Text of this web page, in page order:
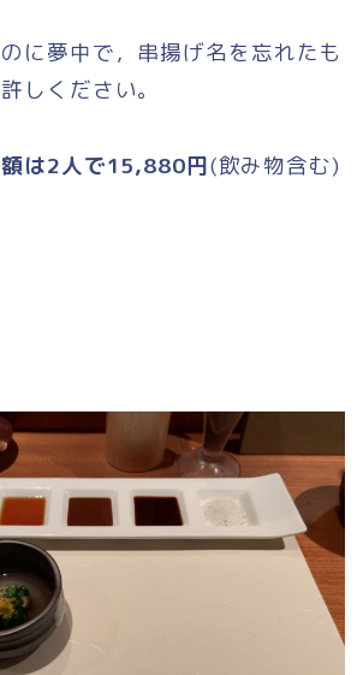
に夢中で，串揚げ名を忘れたも
しください。
は2人で15,880円(飲み物含む)